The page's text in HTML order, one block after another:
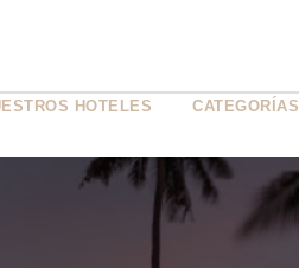
HOTELES CATEGORÍAS